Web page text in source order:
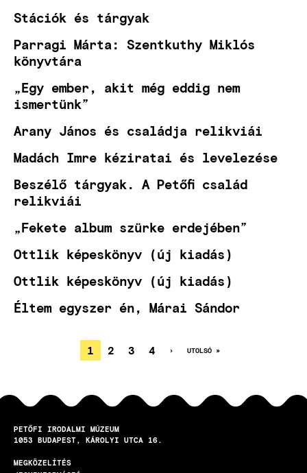
Stációk és tárgyak
Parragi Márta: Szentkuthy Miklós
könyvtára
„Egy ember, akit még eddig nem
ismertünk”
Arany János és családja relikviái
Madách Imre kéziratai és levelezése
Beszélő tárgyak. A Petőfi család
relikviái
„Fekete album szürke erdejében”
Ottlik képeskönyv (új kiadás)
Ottlik képeskönyv (új kiadás)
Éltem egyszer én, Márai Sándor
OLDALSZÁMOZÁS
JELENLEGI
OLDAL
1 OLDAL
2 OLDAL
3 OLDAL
4
KÖVETKEZŐ
›
UTOLSÓ
UTOLSÓ »
PETŐFI IRODALMI MÚZEUM
1053
BUDAPEST KÁROLYI UTCA 16.
MEGKÖZELÍTÉS